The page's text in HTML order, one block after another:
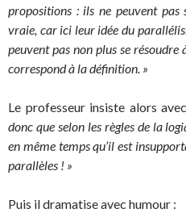
propositions : ils ne peuvent
vraie, car ici leur idée du
peuvent pas non plus se résoudre
correspond à la définition. »
Le professeur insiste alors
donc que selon les règles de la
en même temps qu’il est
parallèles ! »
Puis il dramatise avec humour :